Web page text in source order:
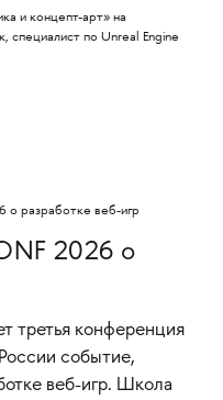
и концепт-арт» на
специалист по Unreal Engine
2026 о
третья конференция
событие,
веб-игр. Школа